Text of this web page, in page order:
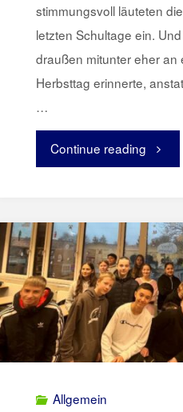
stimmungsvoll läuteten
letzten Schultage ein.
draußen mitunter eher an
Herbsttag erinnerte,
…
Continue reading "Chöre
an
der
FiFa
ein"
Allgemein